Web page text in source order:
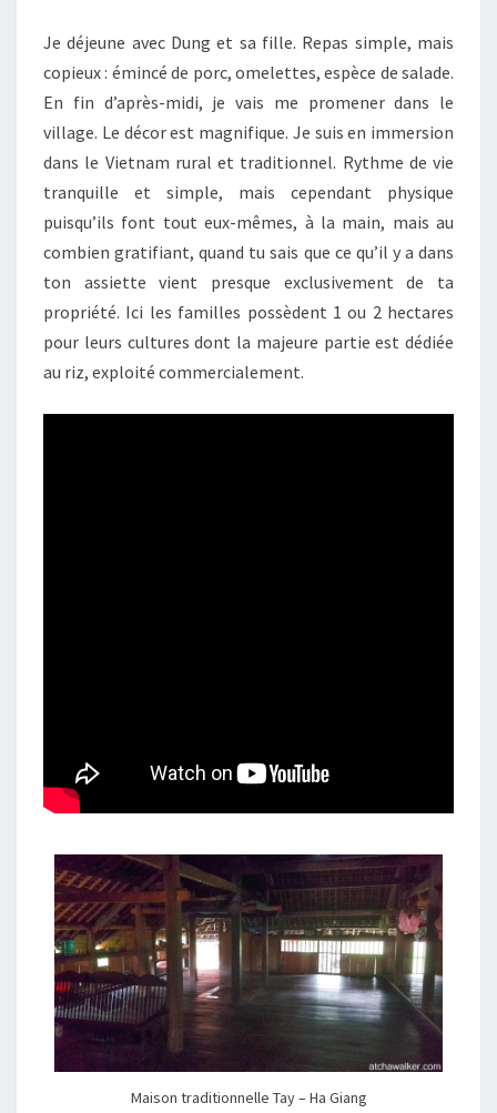
Je déjeune avec Dung et sa fille. Repas simple, mais
copieux : émincé de porc, omelettes, espèce de salade.
En fin d’après-midi, je vais me promener dans le
village. Le décor est magnifique. Je suis en immersion
dans le Vietnam rural et traditionnel. Rythme de vie
tranquille et simple, mais cependant physique
puisqu’ils font tout eux-mêmes, à la main, mais au
combien gratifiant, quand tu sais que ce qu’il y a dans
ton assiette vient presque exclusivement de ta
propriété. Ici les familles possèdent 1 ou 2 hectares
pour leurs cultures dont la majeure partie est dédiée
au riz, exploité commercialement.
Maison traditionnelle Tay – Ha Giang